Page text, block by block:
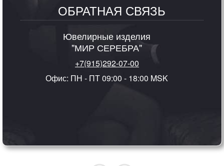
ОБРАТНАЯ СВЯЗЬ
Ювелирные изделия
"МИР СЕРЕБРА"
+7(915)292-07-00
Офис: ПН - ПТ 09:00 - 18:00 MSK